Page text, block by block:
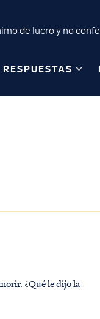
de lucro y no
RESPUESTAS
¿Qué le dijo la